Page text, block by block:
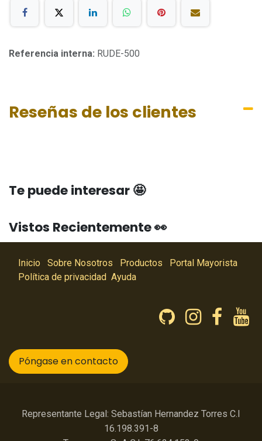
Referencia interna: RUDE-500
Reseñas de los clientes
Te puede interesar 🤩
Vistos Recientemente 👀
Inicio Sobre Nosotros Productos
Portal Mayorista
Política de privacidad Ayuda
Póngase en contacto
Representante Legal: Sebastían Hernandez Torres C.I
16.198.391-8